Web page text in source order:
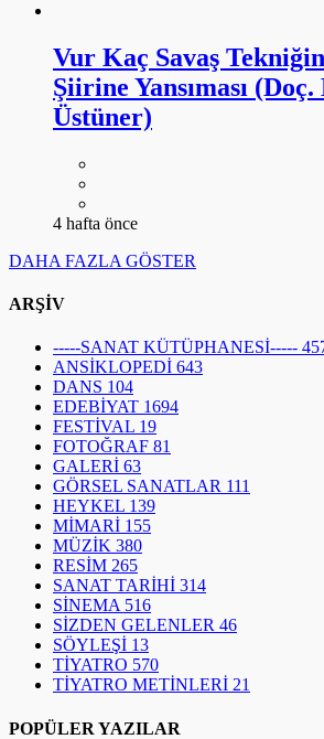
Vur Kaç Savaş
Şiirine Yansıması
Üstüner)
4 hafta önce
DAHA FAZLA GÖSTER
ARŞİV
-----SANAT KÜTÜPHANESİ-----
ANSİKLOPEDİ 643
DANS 104
EDEBİYAT 1694
FESTİVAL 19
FOTOĞRAF 81
GALERİ 63
GÖRSEL SANATLAR 111
HEYKEL 139
MİMARİ 155
MÜZİK 380
RESİM 265
SANAT TARİHİ 314
SİNEMA 516
SİZDEN GELENLER 46
SÖYLEŞİ 13
TİYATRO 570
TİYATRO METİNLERİ 21
POPÜLER YAZILAR